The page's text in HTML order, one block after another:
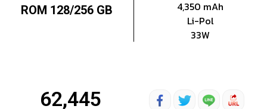
ROM 128/256 GB
4,350 mAh
Li-Pol
33W
62,445